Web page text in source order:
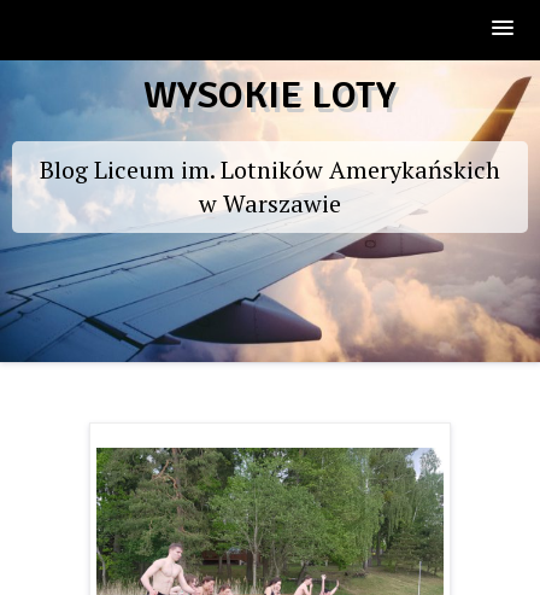
to
WYSOKIE LOTY
Blog Liceum im. Lotników Amerykańskich
w Warszawie